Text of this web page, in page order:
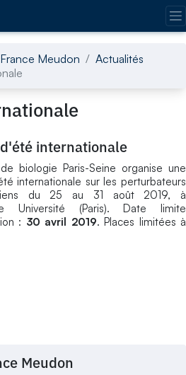
Meudon
Actualités
internationale
biologie Paris-Seine organise une
internationale sur les perturbateurs
du 25 au 31 août 2019, à
Université (Paris). Date limite
: 30 avril 2019. Places limitées à
Meudon